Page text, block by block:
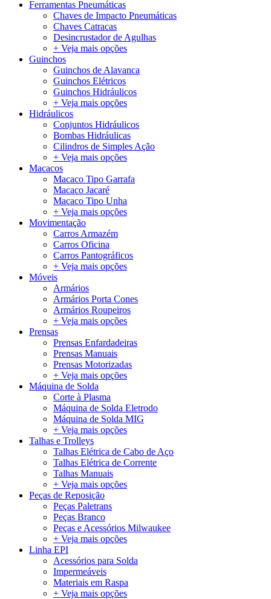
Ferramentas Pneumáticas
Chaves de Impacto Pneumáticas
Chaves Catracas
Desincrustador de Agulhas
+ Veja mais opções
Guinchos
Guinchos de Alavanca
Guinchos Elétricos
Guinchos Hidráulicos
+ Veja mais opções
Hidráulicos
Conjuntos Hidráulicos
Bombas Hidráulicas
Cilindros de Simples Ação
+ Veja mais opções
Macacos
Macaco Tipo Garrafa
Macaco Jacaré
Macaco Tipo Unha
+ Veja mais opções
Movimentação
Carros Armazém
Carros Oficina
Carros Pantográficos
+ Veja mais opções
Móveis
Armários
Armários Porta Cones
Armários Roupeiros
+ Veja mais opções
Prensas
Prensas Enfardadeiras
Prensas Manuais
Prensas Motorizadas
+ Veja mais opções
Máquina de Solda
Corte à Plasma
Máquina de Solda Eletrodo
Máquina de Solda MIG
+ Veja mais opções
Talhas e Trolleys
Talhas Elétrica de Cabo de Aço
Talhas Elétrica de Corrente
Talhas Manuais
+ Veja mais opções
Peças de Reposição
Peças Paletrans
Peças Branco
Peças e Acessórios Milwaukee
+ Veja mais opções
Linha EPI
Acessórios para Solda
Impermeáveis
Materiais em Raspa
+ Veja mais opções